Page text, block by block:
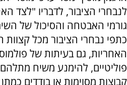
לנבחרי הציבור, לדבריו "לצד
גורמי האבטחה והסיכול של
כתפי נבחרי הציבור מכל
האחריות, גם בעיתות של פולמוס
פוליטיים, להימנע משיח
קבוצות מסוימות או בודדים